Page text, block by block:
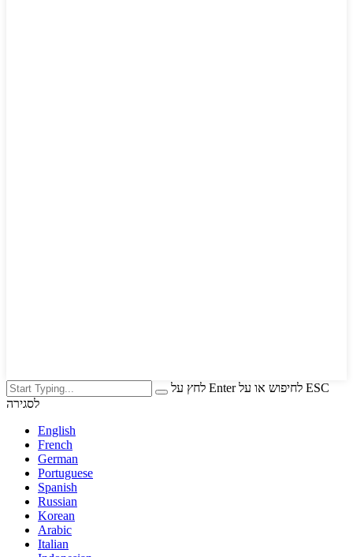
לחץ על Enter לחיפוש או על ESC
לסגירה
English
French
German
Portuguese
Spanish
Russian
Korean
Arabic
Italian